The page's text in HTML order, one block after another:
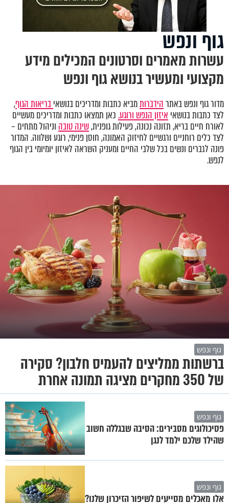
גוף ונפש
עשרות מאמרים וסרטונים המכילים מידע
מקצועי ומעשיר בנושא גוף ונפש
מדור גוף ונפש באתרהידברותמביא כתבות ומדריכים בנושאיבריאות הגוף,
לצד כתבות בנושאי איזון הנפש ורוגע.כאן תמצאו כתבות ומדריכים מעשיים
לאורח חיים בריא, תזונה נכונה, פעילות גופנית,שינה טובה וניהול מתחים –
לצד כלים רוחניים ורגשיים לחיזוק האמונה, חוסן פנימי, רוגע ושלווה. המדור
פונה לגברים ונשים בכל שלבי החיים ומעניק השראה לאיזון יומיומי בין הגוף
לנפש.
גוף ונפש
ברשתות ממליצים להעמיס חלבון? סקירה
של 350 מחקרים מציגה תמונה אחרת
גוף ונפש
פסיכולוגים מסבירים: הסיבה שבגללה חשוב
שהילד שלכם ילמד לנגן
גוף ונפש
אלו מאכלים מסייעים לשיפור הזיכרון שלנו?